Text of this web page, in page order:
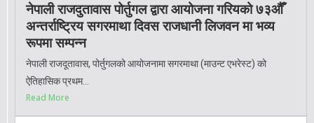
नेपाली राजदुतावास पोर्तुगल द्वारा आयोजना गरियको ७३औँ
अन्तर्राष्ट्रिय सगरमाथा दिवस राजधानी लिजवन मा भव्य
रूपमा सम्पन्न
नेपाली राजदूतावास, पोर्तुगलको आयोजनामा सगरमाथा (माउन्ट एभरेस्ट) को
ऐतिहासिक प्रथम...
Read More